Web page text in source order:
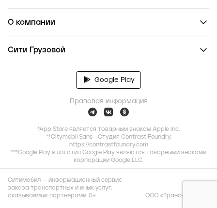
О компании
Сити Грузовой
Google Play
Правовая информация
*App Store является товарным знаком Apple Inc.
**Citymobil Sans - Студия Contrast Foundry,
https://contrastfoundry.com
***Google Play и логотип Google Play являются товарными знаками
корпорации Google LLC.
Ситимобил — информационный сервис
заказа транспортных и иных услуг,
оказываемых партнерами. 0+
ООО «Транс-Миссия»